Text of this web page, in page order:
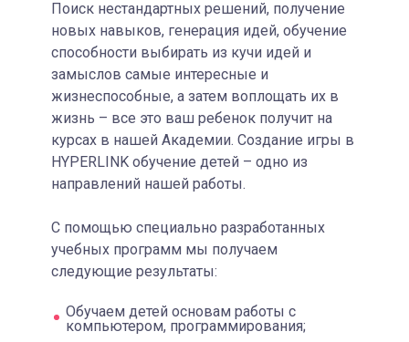
Поиск нестандартных решений, получение
новых навыков, генерация идей, обучение
способности выбирать из кучи идей и
замыслов самые интересные и
жизнеспособные, а затем воплощать их в
жизнь – все это ваш ребенок получит на
курсах в нашей Академии. Создание игры в
HYPERLINK обучение детей – одно из
направлений нашей работы.
С помощью специально разработанных
учебных программ мы получаем
следующие результаты:
Обучаем детей основам работы с
компьютером, программирования;